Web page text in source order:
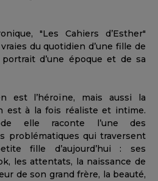
"Les Cahiers d’Esther"
du quotidien d’une fille de
d’une époque et de sa
est l’héroïne, mais aussi la
est à la fois réaliste et intime.
elle raconte l’une des
problématiques qui traversent
fille d’aujourd’hui : ses
les attentats, la naissance de
de son grand frère, la beauté,